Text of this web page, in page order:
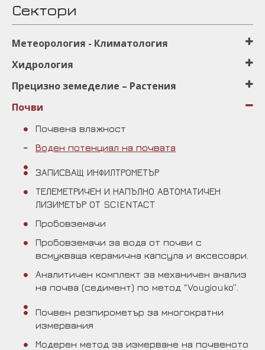
Сектори
Μетеорология - Климатология
Хидрология
Прецизно земеделиe – Растения
Почви
Почвена влажност
Воден потенциал на почвата
ЗАПИСВАЩ ИНФИЛТРОМЕТЪР
ТЕЛЕМЕТРИЧЕН И НАПЪЛНО АВТОМАТИЧЕН
ЛИЗИМЕТЪР ОТ SCIENTACT
Пробовземачи
Пробовземачи за вода от почви с
всмукваща керамична капсула и аксесоари.
Аналитичен комплект за механичен анализ
на почва (седимент) по метод “Vougiouko”.
Почвен резпирометър за многократни
измервания
Модерен метод за измерване на почвеното